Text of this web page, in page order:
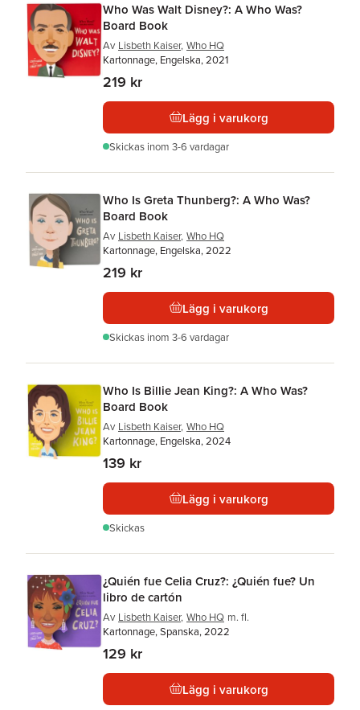
Who Was Walt Disney?: A Who Was?
Board Book
Av Lisbeth Kaiser, Who HQ
Kartonnage, Engelska, 2021
219 kr
Lägg i varukorg
Skickas inom 3-6 vardagar
Who Is Greta Thunberg?: A Who Was?
Board Book
Av Lisbeth Kaiser, Who HQ
Kartonnage, Engelska, 2022
219 kr
Lägg i varukorg
Skickas inom 3-6 vardagar
Who Is Billie Jean King?: A Who Was?
Board Book
Av Lisbeth Kaiser, Who HQ
Kartonnage, Engelska, 2024
139 kr
Lägg i varukorg
Skickas
¿Quién fue Celia Cruz?: ¿Quién fue? Un
libro de cartón
Av Lisbeth Kaiser, Who HQ m. fl.
Kartonnage, Spanska, 2022
129 kr
Lägg i varukorg